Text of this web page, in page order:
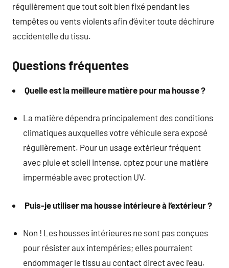
régulièrement que tout soit bien fixé pendant les
tempêtes ou vents violents afin d’éviter toute déchirure
accidentelle du tissu.
Questions fréquentes
Quelle est la meilleure matière pour ma housse ?
La matière dépendra principalement des conditions
climatiques auxquelles votre véhicule sera exposé
régulièrement. Pour un usage extérieur fréquent
avec pluie et soleil intense, optez pour une matière
imperméable avec protection UV.
Puis-je utiliser ma housse intérieure à l’extérieur ?
Non ! Les housses intérieures ne sont pas conçues
pour résister aux intempéries; elles pourraient
endommager le tissu au contact direct avec l’eau.